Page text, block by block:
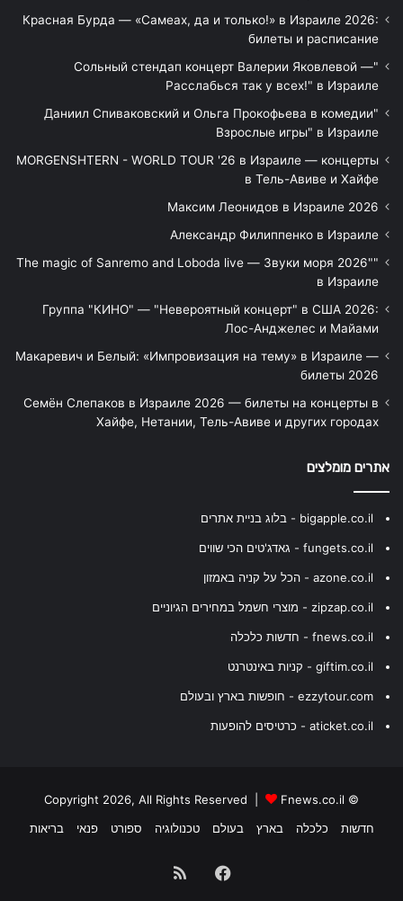
Красная Бурда — «Самеах, да и только!» в Израиле 2026:
билеты и расписание
"Сольный стендап концерт Валерии Яковлевой —
Расслабься так у всех!" в Израиле
"Даниил Спиваковский и Ольга Прокофьева в комедии
Взрослые игры" в Израиле
MORGENSHTERN - WORLD TOUR '26 в Израиле — концерты
в Тель-Авиве и Хайфе
Максим Леонидов в Израиле 2026
Александр Филиппенко в Израиле
"The magic of Sanremo and Loboda live — Звуки моря 2026"
в Израиле
Группа "КИНО" — "Невероятный концерт" в США 2026:
Лос-Анджелес и Майами
Макаревич и Белый: «Импровизация на тему» в Израиле —
билеты 2026
Семён Слепаков в Израиле 2026 — билеты на концерты в
Хайфе, Нетании, Тель-Авиве и других городах
אתרים מומלצים
bigapple.co.il - בלוג בניית אתרים
fungets.co.il - גאדג'טים הכי שווים
azone.co.il - הכל על קניה באמזון
zipzap.co.il - מוצרי חשמל במחירים הגיוניים
fnews.co.il - חדשות כלכלה
giftim.co.il - קניות באינטרנט
ezzytour.com - חופשות בארץ ובעולם
aticket.co.il - כרטיסים להופעות
© Copyright 2026, All Rights Reserved |
Fnews.co.il
חדשות
כלכלה בארץ בעולם טכנולוגיה ספורט פנאי בריאות
Facebook